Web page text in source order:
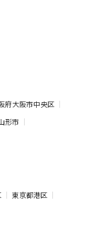
府大阪市中央区
形市
東京都港区